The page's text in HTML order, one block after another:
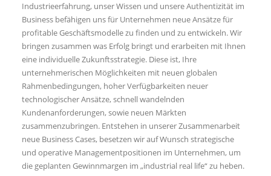
Industrieerfahrung, unser Wissen und unsere Authentizität im
Business befähigen uns für Unternehmen neue Ansätze für
profitable Geschäftsmodelle zu finden und zu entwickeln. Wir
bringen zusammen was Erfolg bringt und erarbeiten mit Ihnen
eine individuelle Zukunftsstrategie. Diese ist, Ihre
unternehmerischen Möglichkeiten mit neuen globalen
Rahmenbedingungen, hoher Verfügbarkeiten neuer
technologischer Ansätze, schnell wandelnden
Kundenanforderungen, sowie neuen Märkten
zusammenzubringen. Entstehen in unserer Zusammenarbeit
neue Business Cases, besetzen wir auf Wunsch strategische
und operative Managementpositionen im Unternehmen, um
die geplanten Gewinnmargen im „industrial real life“ zu heben.